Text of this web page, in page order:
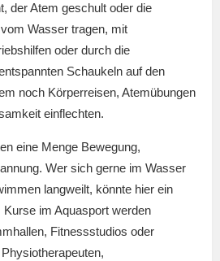
der Atem geschult oder die
Wasser tragen, mit
oder durch die
Schaukeln auf den
noch Körperreisen, Atemübungen
einflechten.
eine Menge Bewegung,
Wer sich gerne im Wasser
langweilt, könnte hier ein
im Aquasport werden
Fitnessstudios oder